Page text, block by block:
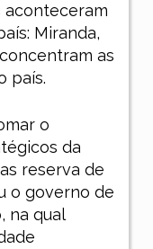
aconteceram
Miranda,
as
país.
o
da
reserva de
o governo de
na qual